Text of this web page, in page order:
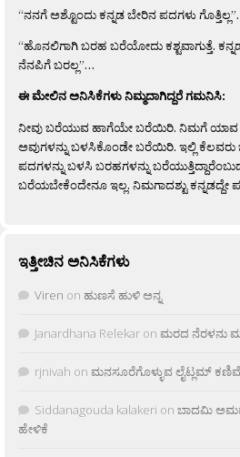
“ನನಗೆ ಅಶ್ಟೊಂದು ಕನ್ನಡ ಬೇರಿನ ಪದಗಳು
“ಹೊನಲಿಗಾಗಿ ಬರಹ ಬರೆಯೋದು ಕಶ್ಟವಾಗುತ್ತೆ.
ನೆನಪಿಗೆ ಬರಲ್ಲ”…
ಈ ಮೇಲಿನ ಅನಿಸಿಕೆಗಳು ನಿಮ್ಮದಾಗಿದ್ದರೆ ಗಮನಿಸಿ:
ನೀವು ಬರೆಯುವ ಹಾಗೆಯೇ ಬರೆಯಿರಿ. ನಿಮಗೆ
ಅವುಗಳನ್ನು ಬಳಸಿಕೊಂಡೇ ಬರೆಯಿರಿ. ಇಲ್ಲಿ ಕೆಲವರು
ಪದಗಳನ್ನು ಬಳಸಿ ಬರಹಗಳನ್ನು
ಬರೆಯಬೇಕೆಂದೇನೂ ಇಲ್ಲ. ನಿಮಗಾದಶ್ಟು ಕನ್ನಡದ್ದೇ
ಇತ್ತೀಚಿನ ಅನಿಸಿಕೆಗಳು
Viren on ಹುಣಸೆ ಹುಳಿ ಅನ್ನ
Janardhana Relekar on ಮರದ ನೆರಳನು
rjnivah on ಮನಸೂರೆಗೊಳ್ಳುವ ಲೈಟ್ಲಮ್ ಕಣಿವೆ
Siddanagouda kalakeri on ಬಾದಮಿ
ಹೇಳಿಕೆ